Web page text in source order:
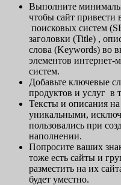
Выполните
чтобы сайт привести
поисковых систем
заголовки (Title) ,
слова (Keywords) во
элементов
систем.
Добавьте ключевые
продуктов и услуг в
Тексты и описания на
уникальными,
пользовались при
наполнении.
Попросите ваших
тоже есть сайты и
разместить на их
будет уместно.